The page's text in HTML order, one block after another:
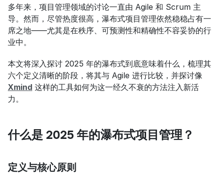
多年来，项目管理领域的讨论一直由 Agile 和 Scrum 主
导。然而，尽管热度很高，瀑布式项目管理依然稳稳占有一
席之地——尤其是在秩序、可预测性和精确性不容妥协的行
业中。
本文将深入探讨 2025 年的瀑布式到底意味着什么，梳理其
Xmind 这样的工具如何为这一经久不衰的方法注入新活
力。
什么是 2025 年的瀑布式项目管理？
定义与核心原则